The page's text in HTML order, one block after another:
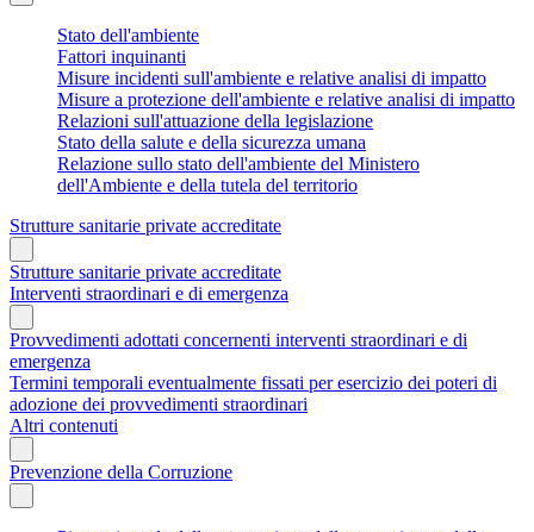
Stato dell'ambiente
Fattori inquinanti
Misure incidenti sull'ambiente e relative analisi di impatto
Misure a protezione dell'ambiente e relative analisi di impatto
Relazioni sull'attuazione della legislazione
Stato della salute e della sicurezza umana
Relazione sullo stato dell'ambiente del Ministero
dell'Ambiente e della tutela del territorio
Strutture sanitarie private accreditate
Strutture sanitarie private accreditate
Interventi straordinari e di emergenza
Provvedimenti adottati concernenti interventi straordinari e di
emergenza
Termini temporali eventualmente fissati per esercizio dei poteri di
adozione dei provvedimenti straordinari
Altri contenuti
Prevenzione della Corruzione